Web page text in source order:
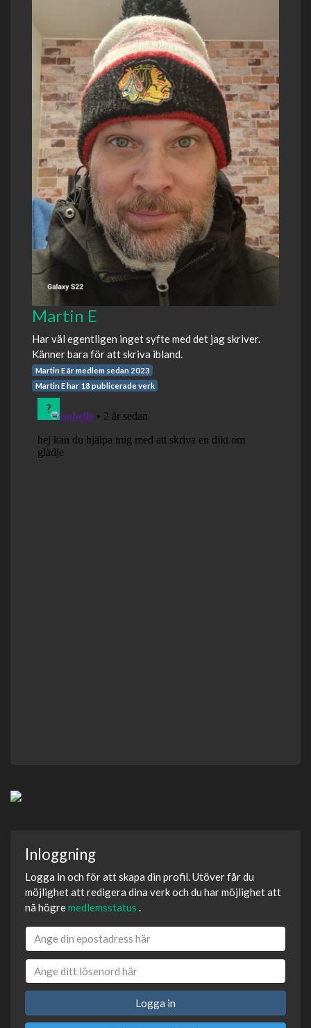
Martin E
Har väl egentligen inget syfte med det jag skriver.
Känner bara för att skriva ibland.
Martin E är medlem sedan 2023
Martin E har 18 publicerade verk
Inloggning
Logga in och för att skapa din profil. Utöver får du
möjlighet att redigera dina verk och du har möjlighet att
nå högremedlemsstatus .
Logga in